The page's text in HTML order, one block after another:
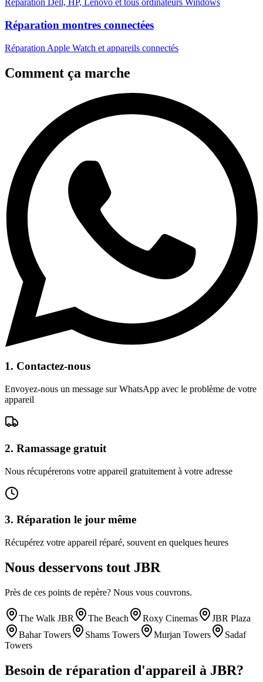
Réparation Dell, HP, Lenovo et tous ordinateurs Windows
Réparation montres connectées
Réparation Apple Watch et appareils connectés
Comment ça marche
1. Contactez-nous
Envoyez-nous un message sur WhatsApp avec le problème de votre
appareil
2. Ramassage gratuit
Nous récupérerons votre appareil gratuitement à votre adresse
3. Réparation le jour même
Récupérez votre appareil réparé, souvent en quelques heures
Nous desservons tout JBR
Près de ces points de repère? Nous vous couvrons.
The Walk JBR The Beach Roxy Cinemas
JBR Plaza
Bahar Towers
Shams Towers Murjan Towers
Sadaf
Towers
Besoin de réparation d'appareil à JBR?